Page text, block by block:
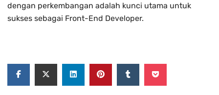
dengan perkembangan adalah kunci utama untuk
sukses sebagai Front-End Developer.